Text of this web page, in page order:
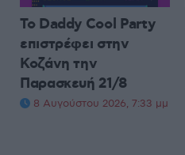
Το Daddy Cool Party
επιστρέφει στην
Κοζάνη την
Παρασκευή 21/8
8 Αυγούστου 2026, 7:33 μμ